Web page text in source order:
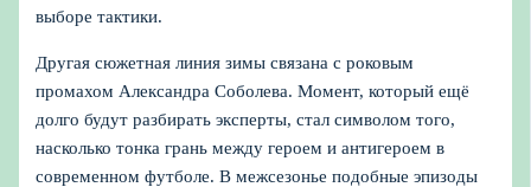
выборе тактики.
Другая сюжетная линия зимы связана с роковым
промахом Александра Соболева. Момент, который ещё
долго будут разбирать эксперты, стал символом того,
насколько тонка грань между героем и антигероем в
современном футболе. В межсезонье подобные эпизоды